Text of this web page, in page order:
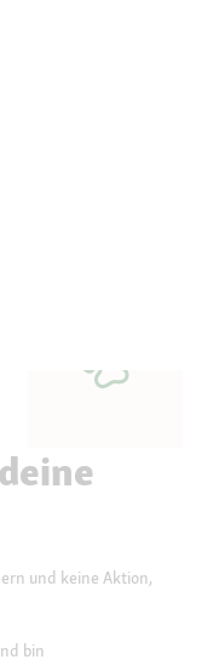
und keine Aktion,
bin